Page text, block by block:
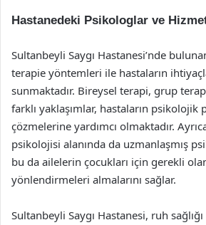
Hastanedeki Psikologlar ve
Sultanbeyli Saygı Hastanesi’nde
terapie yöntemleri ile hastaların
sunmaktadır. Bireysel terapi, grup
farklı yaklaşımlar, hastaların
çözmelerine yardımcı olmaktadır.
psikolojisi alanında da uzmanlaşmış
bu da ailelerin çocukları için gerekli
yönlendirmeleri almalarını sağlar.
Sultanbeyli Saygı Hastanesi, ruh